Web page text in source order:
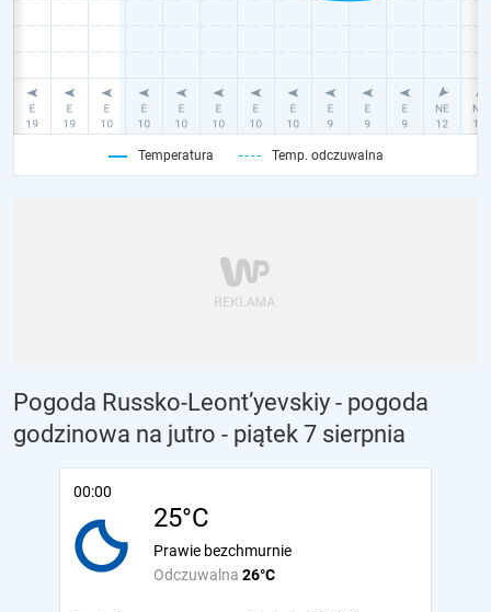
Temperatura Temp. odczuwalna
Pogoda Russko-Leont’yevskiy - pogoda
godzinowa na jutro - piątek 7 sierpnia
00:00
25°C
Odczuwalna 26°C
Prawie bezchmurnie